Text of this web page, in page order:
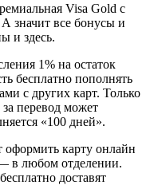
Visa Gold с
значит все бонусы и
и здесь.
1% на остаток
бесплатно пополнять
с других карт. Только
перевод может
«100 дней».
карту онлайн
в любом отделении.
доставят